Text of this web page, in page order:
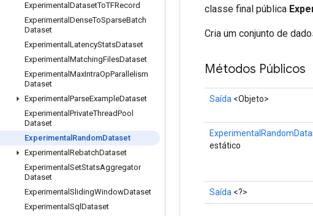
Experimental DatasetToTFRecord
Experimental DenseToSparseBatch
Dataset
Experimental LatencyStatsDataset
Experimental MatchingFilesDataset
Experimental MaxIntraOpParallelism
Dataset
Experimental ParseExampleDataset
Experimental PrivateThreadPool
Dataset
Experimental RandomDataset
Experimental RebatchDataset
Experimental SetStatsAggregator
Dataset
Experimental SlidingWindowDataset
Experimental Sql Dataset
classe final pública
Cria um conjunto de
Métodos Públicos
Saída <Objeto>
estático
Saída <?>